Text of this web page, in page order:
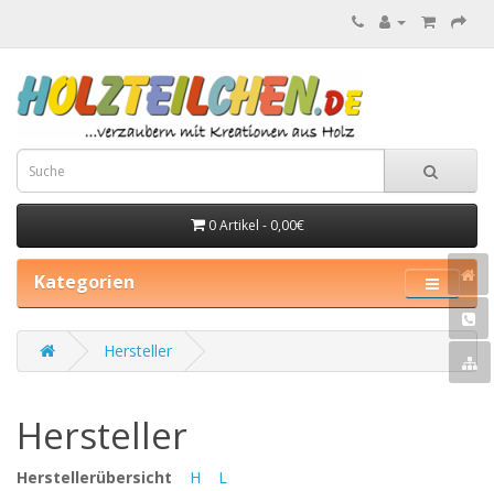
0 Artikel - 0,00€
Kategorien
Hersteller
Hersteller
Herstellerübersicht H L